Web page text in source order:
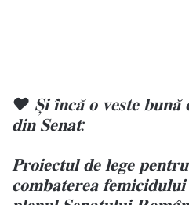
❤ 𝐒̦𝐢 𝐢̂𝐧𝐜𝐚̆ 𝐨 𝐯𝐞𝐬𝐭𝐞 𝐛𝐮𝐧𝐚̆
𝐝𝐢𝐧 𝐒𝐞𝐧𝐚𝐭:
𝐏𝐫𝐨𝐢𝐞𝐜𝐭𝐮𝐥 𝐝𝐞 𝐥𝐞𝐠𝐞
𝐜𝐨𝐦𝐛𝐚𝐭𝐞𝐫𝐞𝐚 𝐟𝐞𝐦𝐢𝐜𝐢𝐝𝐮𝐥𝐮𝐢